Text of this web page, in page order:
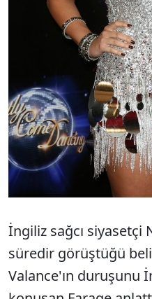
İngiliz sağcı siyasetçi
süredir görüştüğü
Valance'ın duruşunu